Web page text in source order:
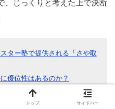
、じっくりと考えた上で決断
ター塾で提供される「さや取
優位性はあるのか？
投資マスター塾を検討するな
を知っておくべき
トップ サイドバー